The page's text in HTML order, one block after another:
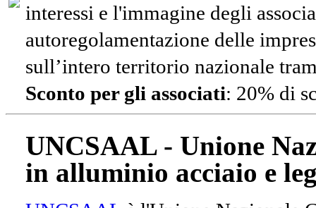
interessi e l'immagine degli
autoregolamentazione delle
sull’intero territorio nazionale
Sconto per gli associati: 20% di
UNCSAAL - Unione
in alluminio acciaio e